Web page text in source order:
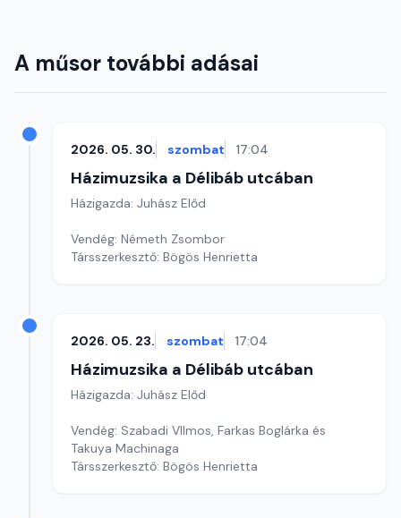
A műsor további adásai
2026. 05. 30. szombat 17:04
Házimuzsika a Délibáb utcában
Házigazda: Juhász Előd
Vendég: Németh Zsombor
Társszerkesztő: Bögös Henrietta
2026. 05. 23. szombat 17:04
Házimuzsika a Délibáb utcában
Házigazda: Juhász Előd
Vendég: Szabadi VIlmos, Farkas Boglárka és
Takuya Machinaga
Társszerkesztő: Bögös Henrietta